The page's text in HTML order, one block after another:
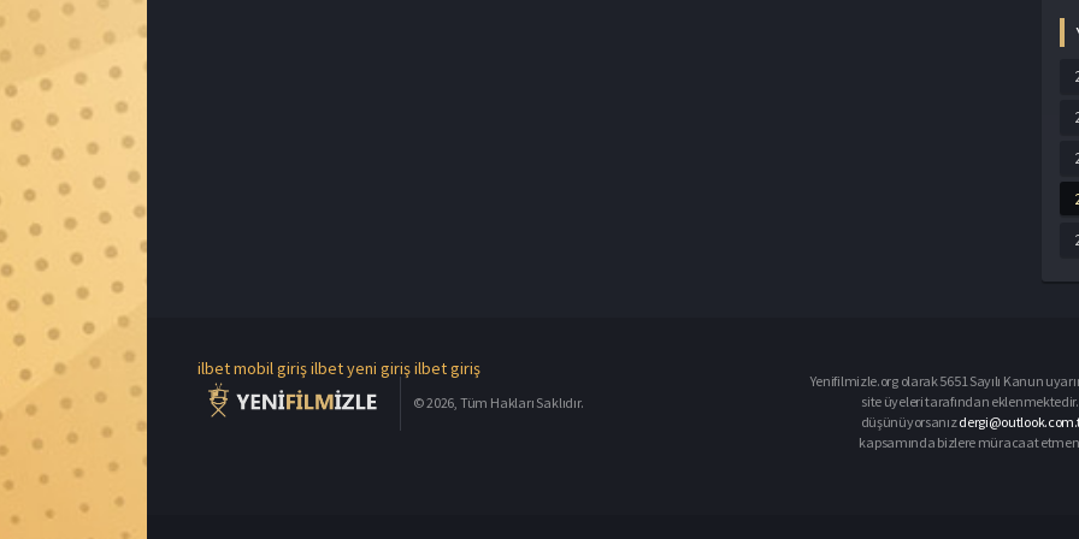
ilbet mobil girişilbet yeni girişilbet giriş
© 2026, Tüm Hakları Saklıdır.
Yenifilmizle.org olarak 5651 Sayılı Kanun
site üyeleri tarafından
düşünüyorsanız
kapsamında bizlere müracaat